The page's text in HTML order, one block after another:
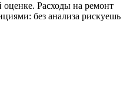
оценке. Расходы на ремонт
без анализа рискуешь